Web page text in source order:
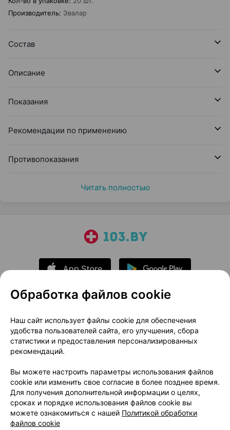
Производитель: Эвалар
Состав
Описание
Показания
Рекомендации по применению
Противопоказания
Читать полностью
О проекте
Новости проекта
Размещение рекламы
Медицинский маркетинг
Публичный договор
Доставка
Способы оплаты
Вакансии
Партнеры
Написать руководителю 103.by
Написать в поддержку
Персональные настройки Cookie
Обработка файлов cookie
Наш сайт использует файлы cookie для обеспечения
удобства пользователей сайта, его улучшения, сбора
статистики и предоставления персонализированных
рекомендаций.
Вы можете настроить параметры использования файлов
cookie или изменить свое согласие в более позднее время.
Для получения дополнительной информации о целях,
сроках и порядке использования файлов cookie вы
можете ознакомиться с нашей Политикой обработки
файлов cookie